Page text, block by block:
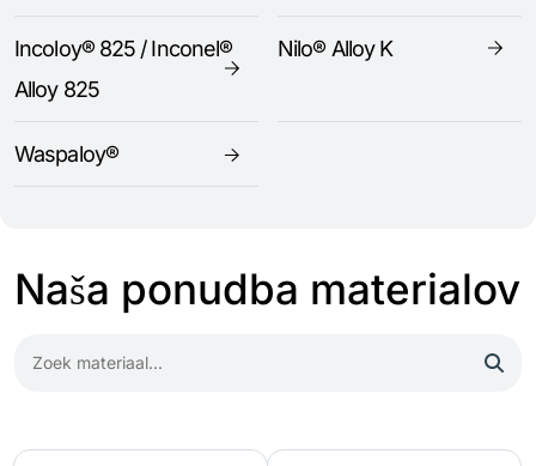
Incoloy® 825 / Inconel®
Alloy 825
Nilo® Alloy K
Waspaloy®
Naša ponudba materialov